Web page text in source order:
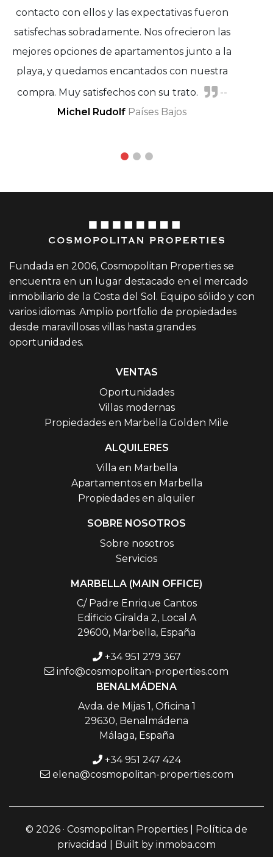
contacto con ellos y las expectativas fueron
satisfechas sobradamente. Nos ofrecieron las
mejores opciones de apartamentos junto a la
playa, y quedamos encantados con nuestra
compra. Muy satisfechos con su trato.
--
Michel Rudolf Países Bajos
Marie Petersen
Fundada en 2006, Cosmopolitan Properties se
encuentra en un lugar destacado en el mercado
inmobiliario de la Costa del Sol. Equipo sólido y con
varios idiomas. Amplio portfolio de propiedades
desde maravillosas villas hasta grandes
oportunidades.
VENTAS
Oportunidades
Villas modernas
Propiedades en Marbella Golden Mile
ALQUILERES
Villa en Marbella
Apartamentos en Marbella
Propiedades en alquiler
SOBRE NOSOTROS
Sobre nosotros
Servicios
MARBELLA (MAIN OFFICE)
C/ Padre Enrique Cantos
Edificio Giralda 2, Local A
29600, Marbella, España
+34 951 279 367
info@cosmopolitan-properties.com
BENALMÁDENA
Avda. de Mijas 1, Oficina 1
29630, Benalmádena
Málaga, España
+34 951 247 424
elena@cosmopolitan-properties.com
© 2026 · Cosmopolitan Properties |
Política de
privacidad
| Built by inmoba.com